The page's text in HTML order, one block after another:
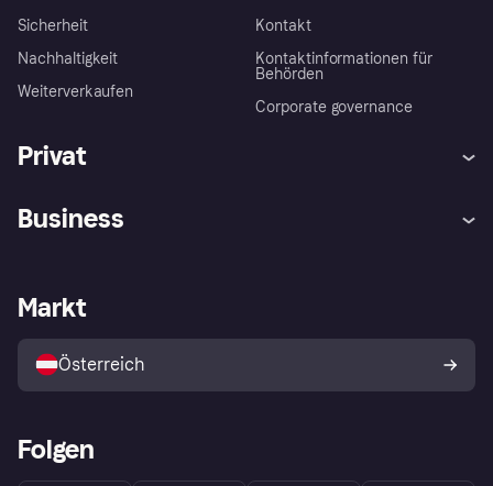
Sicherheit
Nachhaltigkeit
Weiterverkaufen
Kontakt
Kontaktinformationen für
Behörden
Corporate governance
Privat
Shops entdecken
Business
Händlerportal
Markt
Österreich
Folgen